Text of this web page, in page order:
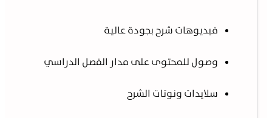
فيديوهات شرح بجودة عالية
وصول للمحتوى على مدار الفصل الدراسي
سلايدات ونوتات الشرح